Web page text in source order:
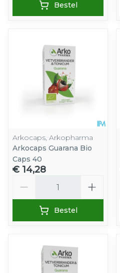
Bestel
Arkocaps, Arkopharma
Arkocaps Guarana Bio
Caps 40
€ 14,28
Bestel